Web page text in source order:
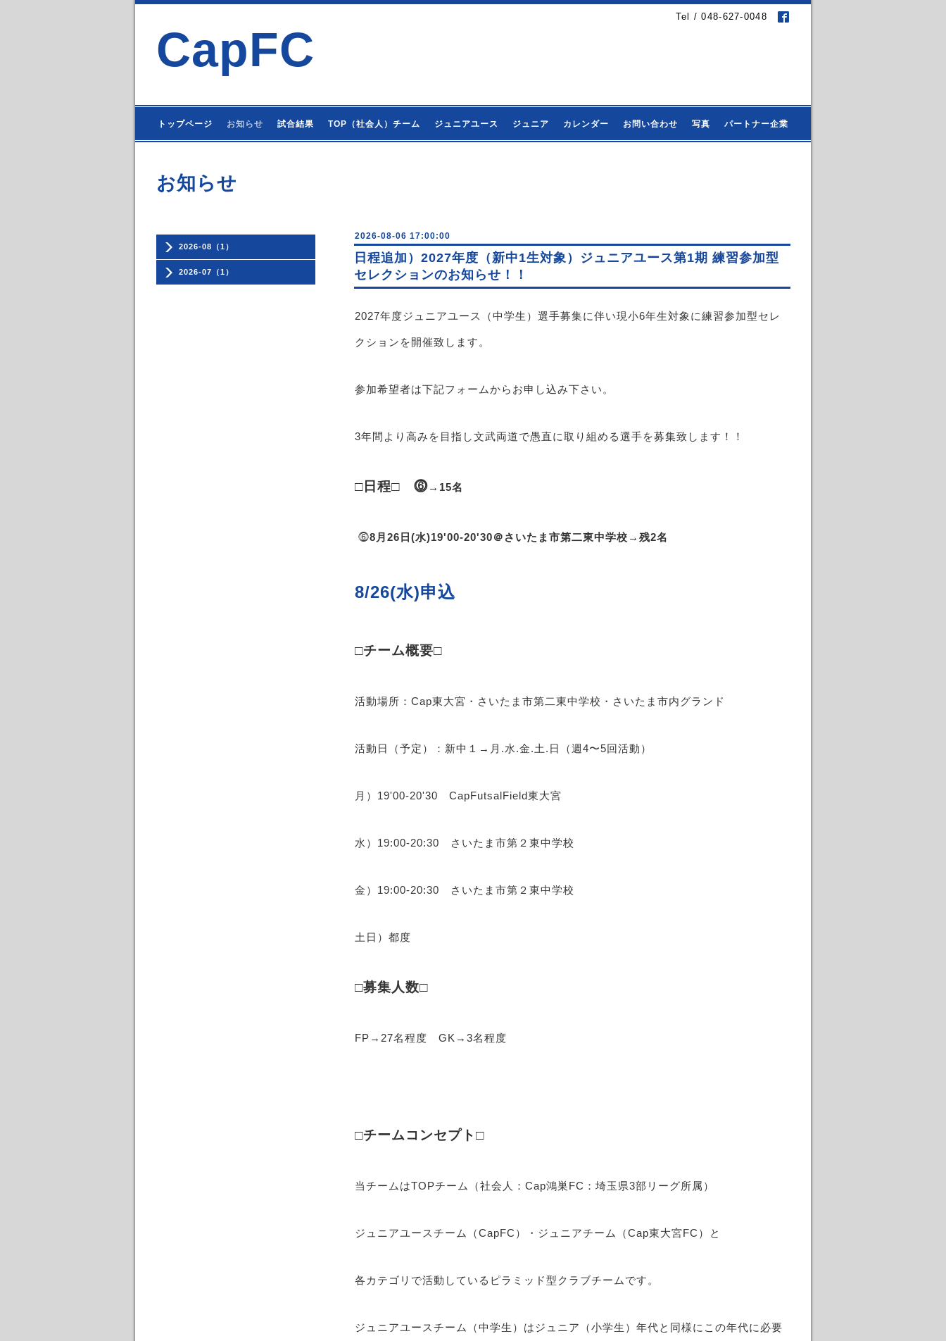
Tel / 048-627-0048
CapFC
トップページ お知らせ 試合結果 TOP（社会人）チーム ジュニアユース ジュニア カレンダー お問い合わせ 写真 パートナー企業
2026-08（1）
2026-07（1）
お知らせ
2026-08-06 17:00:00
日程追加）2027年度（新中1生対象）ジュニアユース第1期 練習参加型
セレクションのお知らせ！！
2027年度ジュニアユース（中学生）選手募集に伴い現小6年生対象に練習参加型セレ
クションを開催致します。
参加希望者は下記フォームからお申し込み下さい。
3年間より高みを目指し文武両道で愚直に取り組める選手を募集致します！！
□日程□ ⓺→15名
⓺8 月26日(水)19'00-20'30＠さいたま市第二東中学校→残2名
8/26(水)申込
□チーム概要□
活動場所：Cap東大宮・さいたま市第二東中学校・さいたま市内グランド
活動日（予定）：新中１→月.水.金.土.日（週4〜5回活動）
月）19'00-20'30 CapFutsalField東大宮
水）19:00-20:30 さいたま市第２東中学校
金）19:00-20:30 さいたま市第２東中学校
土日）都度
□募集人数□
FP→27名程度 GK→3名程度
□チームコンセプト□
当チームはTOPチーム（社会人：Cap鴻巣FC：埼玉県3部リーグ所属）
ジュニアユースチーム（CapFC）・ジュニアチーム（Cap東大宮FC）と
各カテゴリで活動しているピラミッド型クラブチームです。
ジュニアユースチーム（中学生）はジュニア（小学生）年代と同様にこの年代に必要